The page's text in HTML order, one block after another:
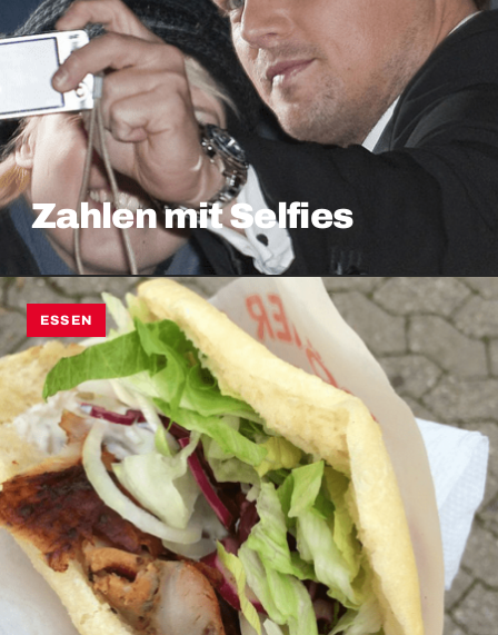
Zahlen mit Selfies
ESSEN